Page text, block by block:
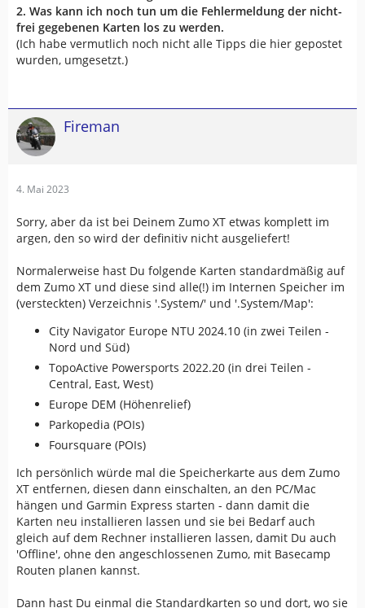
2. Was kann ich noch tun um die Fehlermeldung der nicht-
frei gegebenen Karten los zu werden.
(Ich habe vermutlich noch nicht alle Tipps die hier gepostet
wurden, umgesetzt.)
Fireman
4. Mai 2023
Sorry, aber da ist bei Deinem Zumo XT etwas komplett im
argen, den so wird der definitiv nicht ausgeliefert!
Normalerweise hast Du folgende Karten standardmäßig auf
dem Zumo XT und diese sind alle(!) im Internen Speicher im
(versteckten) Verzeichnis '.System/' und '.System/Map':
City Navigator Europe NTU 2024.10 (in zwei Teilen -
Nord und Süd)
TopoActive Powersports 2022.20 (in drei Teilen -
Central, East, West)
Europe DEM (Höhenrelief)
Parkopedia (POIs)
Foursquare (POIs)
Ich persönlich würde mal die Speicherkarte aus dem Zumo
XT entfernen, diesen dann einschalten, an den PC/Mac
hängen und Garmin Express starten - dann damit die
Karten neu installieren lassen und sie bei Bedarf auch
gleich auf dem Rechner installieren lassen, damit Du auch
'Offline', ohne den angeschlossenen Zumo, mit Basecamp
Routen planen kannst.
Dann hast Du einmal die Standardkarten so und dort, wo sie